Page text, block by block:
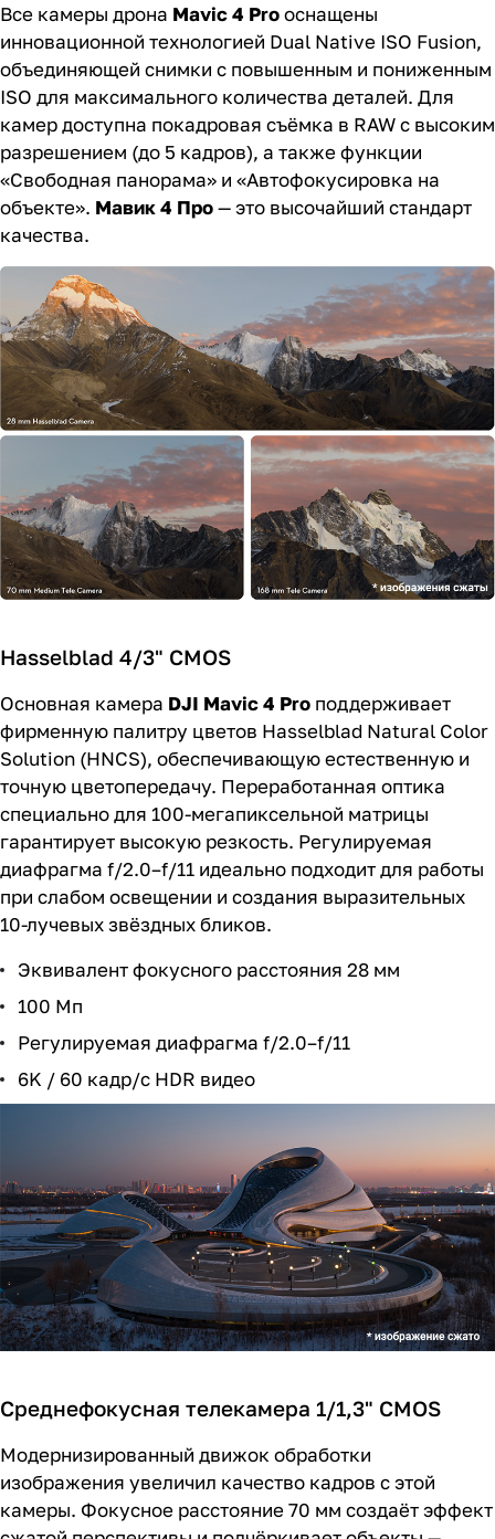
Все камеры дрона Mavic 4 Proоснащены
инновационной технологией Dual Native ISO Fusion,
объединяющей снимки с повышенным и пониженным
ISO для максимального количества деталей. Для
камер доступна покадровая съёмка в RAW с высоким
разрешением (до 5 кадров), а также функции
«Свободная панорама» и «Автофокусировка на
объекте». Мавик 4 Про— это высочайший стандарт
качества.
Hasselblad 4/3" CMOS
Основная камера DJI Mavic 4 Pro поддерживает
фирменную палитру цветов Hasselblad Natural Color
Solution (HNCS), обеспечивающую естественную и
точную цветопередачу. Переработанная оптика
специально для 100-мегапиксельной матрицы
гарантирует высокую резкость. Регулируемая
диафрагма f/2.0–f/11 идеально подходит для работы
при слабом освещении и создания выразительных
10-лучевых звёздных бликов.
Эквивалент фокусного расстояния 28 мм
100 Мп
Регулируемая диафрагма f/2.0–f/11
6K / 60 кадр/с HDR видео
Среднефокусная телекамера 1/1,3" CMOS
Модернизированный движок обработки
изображения увеличил качество кадров с этой
камеры. Фокусное расстояние 70 мм создаёт эффект